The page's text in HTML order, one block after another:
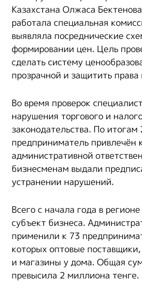
Казахстана Олжаса
работала специальная
выявляла посреднические
формировании цен. Цель
сделать систему
прозрачной и защитить
Во время проверок
нарушения торгового и
законодательства. По итогам
предприниматель привлечён
административной
бизнесменам выдали
устранении нарушений.
Всего с начала года в
субъект бизнеса.
применили к 73
которых оптовые
и магазины у дома. Общая
превысила 2 миллиона тенге.